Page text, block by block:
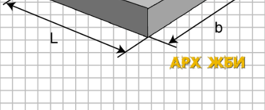
Архангельск, Дрейера 1, корп 3
oooks-sf@yandex.ru